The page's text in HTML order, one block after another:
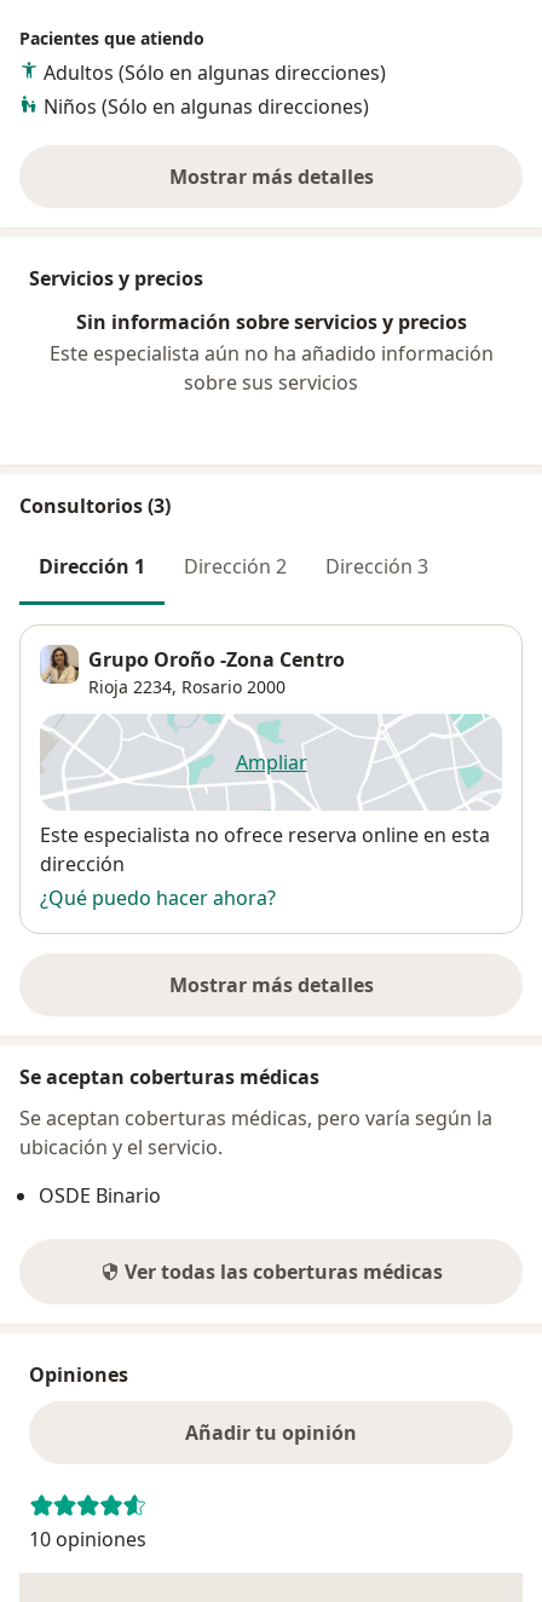
Pacientes que atiendo
Adultos (Sólo en algunas direcciones)
Niños (Sólo en algunas direcciones)
Mostrar más detalles
sobre la experiencia
Servicios y precios
Sin información sobre servicios y precios
Este especialista aún no ha añadido información
sobre sus servicios
Consultorios (3)
Dirección 1 Dirección 2 Dirección 3
Grupo Oroño -Zona Centro
Rioja 2234, Rosario 2000
Ampliarse abre en una nueva
Disponibilidad
Este especialista no ofrece reserva online en esta
dirección
¿Qué puedo hacer ahora?
Mostrar más detalles
sobre la dirección
Se aceptan coberturas médicas
Se aceptan coberturas médicas, pero varía según la
ubicación y el servicio.
OSDE Binario
Ver todas las coberturas médicas
Opiniones
Añadir tu opinión
10 opiniones